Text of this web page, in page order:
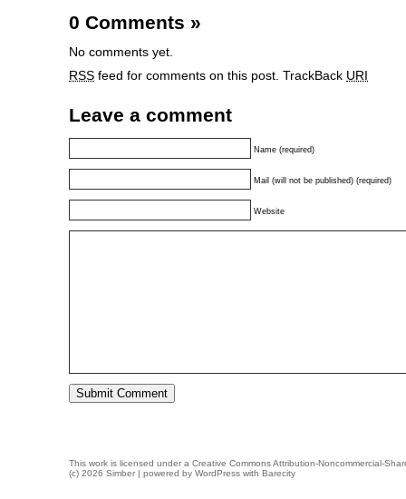
0 Comments »
No comments yet.
RSS feed for comments on this post. TrackBack URI
Leave a comment
Name (required)
Mail (will not be published) (required)
Website
This work is licensed under a Creative Commons Attribution-Noncommercial-
(c) 2026 Simber | powered by WordPress with Barecity